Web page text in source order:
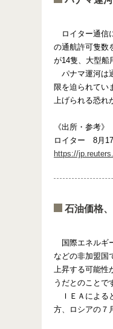
ロイター通信
の通航許可隻数
が14隻、大型船
パナマ運河は
限を迫られてい
上げられる恐れ
《出所・参考》
ロイター 8月
https://
石油価格
国際エネルギ
などの非加盟国
上昇する可能
うだとのことで
ＩＥＡによる
方、ロシアの７